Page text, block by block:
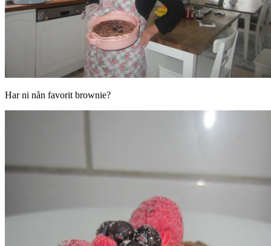
Har ni nån favorit brownie?